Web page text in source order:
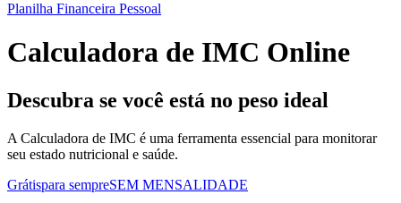
Planilha Financeira Pessoal
Calculadora de IMC Online
Descubra se você está no peso ideal
A Calculadora de IMC é uma ferramenta essencial para monitorar
seu estado nutricional e saúde.
Grátispara sempreSEM MENSALIDADE